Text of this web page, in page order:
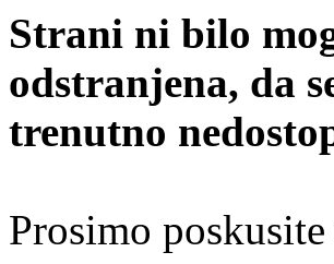
Strani ni bilo
odstranjena, da
trenutno
Prosimo